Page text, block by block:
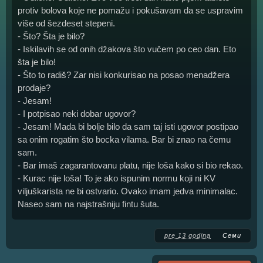
protiv bolova koje ne pomažu i pokušavam da se uspravim
više od šezdeset stepeni.
- Što? Šta je bilo?
- Iskilavih se od onih džakova što vučem po ceo dan. Eto
šta je bilo!
- Što to radiš? Zar nisi konkurisao na posao menadžera
prodaje?
- Jesam!
- I potpisao neki dobar ugovor?
- Jesam! Mada bi bolje bilo da sam taj isti ugovor postipao
sa onim rogatim što bocka vilama. Bar bi znao na čemu
sam.
- Bar imaš zagarantovanu platu, nije loša kako si bio rekao.
- Kurac nije loša! To je ako ispunim normu koji ni KV
viljuškarista ne bi ostvario. Ovako imam jedva minimalac.
Naseo sam na najstrašniju fintu šuta.
pre 13 godina Семи